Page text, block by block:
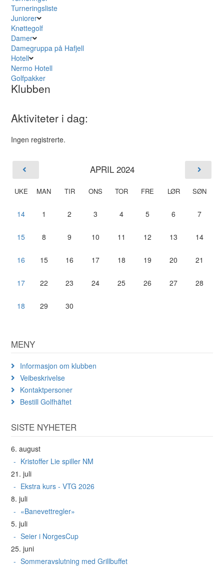
Turneringsliste
Juniorer
Knøttegolf
Damer
Damegruppa på Hafjell
Hotell
Nermo Hotell
Golfpakker
Klubben
Aktiviteter i dag:
Ingen registrerte.
APRIL 2024
UKE MAN TIR ONS TOR FRE LØR SØN
14 1 2 3 4 5 6 7
15 8 9 10 11 12 13 14
16 15 16 17 18 19 20 21
17 22 23 24 25 26 27 28
18 29 30
MENY
Informasjon om klubben
Veibeskrivelse
Kontaktpersoner
Bestill Golfhäftet
SISTE NYHETER
6. august
Kristoffer Lie spiller NM
21. juli
Ekstra kurs - VTG 2026
8. juli
«Banevettregler»
5. juli
Seier i NorgesCup
25. juni
Sommeravslutning med Grillbuffet